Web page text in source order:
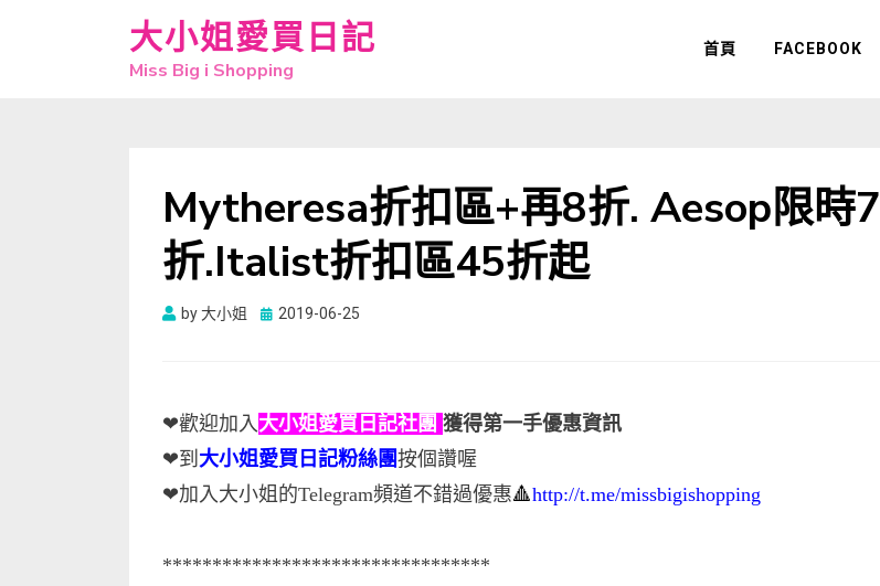
大小姐愛買日記
Miss Big i Shopping
首頁 FACEBOOK
Mytheresa折扣區+再8折. Aesop限時7
折.Italist折扣區45折起
by大小姐
Posted
2019-06-25
❤歡迎加入大小姐愛買日記社團 獲得第一手優惠資訊
❤到 大小姐愛買日記粉絲團按個讚喔
❤加入大小姐的Telegram頻道不錯過優惠🔺http://t.me/missbigishopping
*********************************